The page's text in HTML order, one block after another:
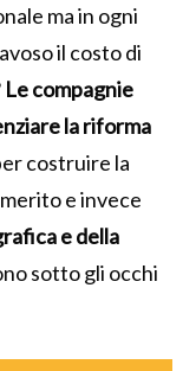
ma in ogni
il costo di
Le compagnie
la riforma
costruire la
e invece
e della
sotto gli occhi